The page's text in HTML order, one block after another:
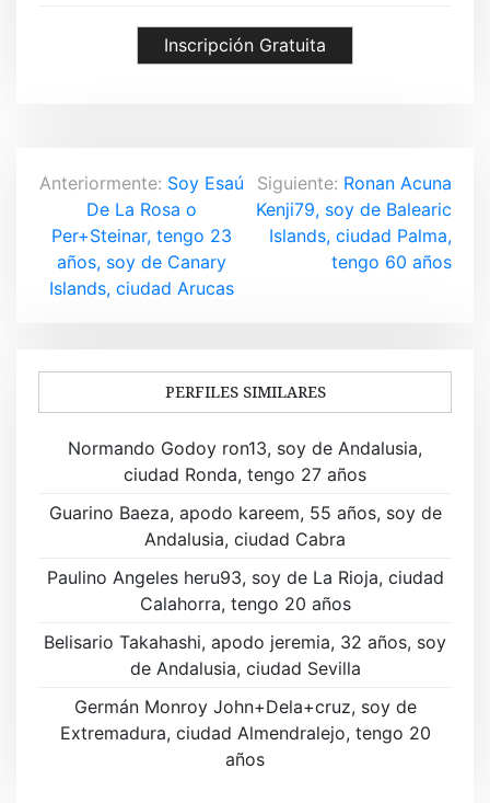
Inscripción Gratuita
N
a
v
ó
n
e
Anteriormente: Soy Esaú
De La Rosa o
Per+Steinar, tengo 23
años, soy de Canary
Islands, ciudad Arucas
Siguiente: Ronan Acuna
Kenji79, soy de Balearic
Islands, ciudad Palma,
tengo 60 años
PERFILES SIMILARES
Normando Godoy ron13, soy de Andalusia,
ciudad Ronda, tengo 27 años
Guarino Baeza, apodo kareem, 55 años, soy de
Andalusia, ciudad Cabra
Paulino Angeles heru93, soy de La Rioja, ciudad
Calahorra, tengo 20 años
Belisario Takahashi, apodo jeremia, 32 años, soy
de Andalusia, ciudad Sevilla
Germán Monroy John+Dela+cruz, soy de
Extremadura, ciudad Almendralejo, tengo 20
años